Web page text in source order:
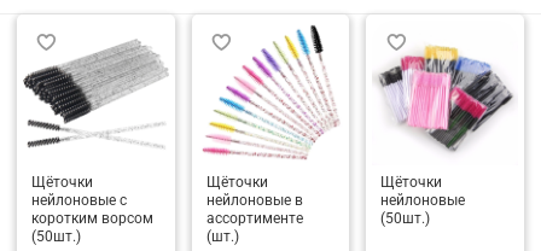
Щёточки
нейлоновые с
коротким ворсом
(50шт.)
Щёточки
нейлоновые в
ассортименте
(шт.)
Щёточки
нейлоновые
(50шт.)